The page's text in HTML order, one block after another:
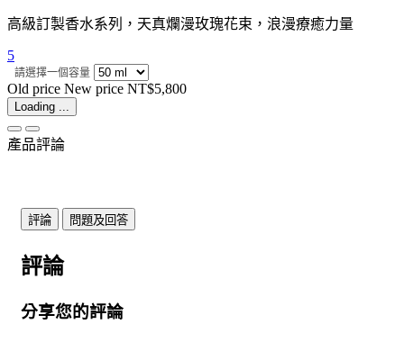
高級訂製香水系列，天真爛漫玫瑰花束，浪漫療癒力量
5
請選擇一個容量
Old price New price NT$5,800
Loading ...
產品評論
評論 問題及回答
評論
分享您的評論